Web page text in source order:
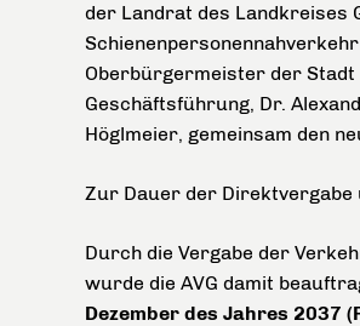
der Landrat des Landkreises
Oberbürgermeister der Stadt
Geschäftsführung, Dr.
Höglmeier, gemeinsam den
Zur Dauer der Direktvergabe
Durch die Vergabe der
wurde die AVG damit
Dezember des Jahres 2037